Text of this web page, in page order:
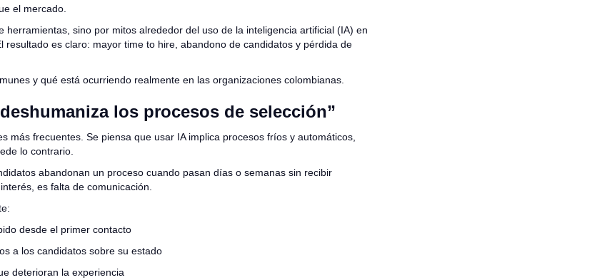
el mercado.
herramientas, sino por mitos alrededor del uso de la inteligencia artificial (IA) en
resultado es claro: mayor time to hire, abandono de candidatos y pérdida de
y qué está ocurriendo realmente en las organizaciones colombianas.
los procesos de selección”
más frecuentes. Se piensa que usar IA implica procesos fríos y automáticos,
lo contrario.
abandonan un proceso cuando pasan días o semanas sin recibir
es falta de comunicación.
desde el primer contacto
a los candidatos sobre su estado
deterioran la experiencia